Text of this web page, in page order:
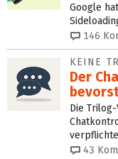
Google
146
KEINE
Der
Die
43